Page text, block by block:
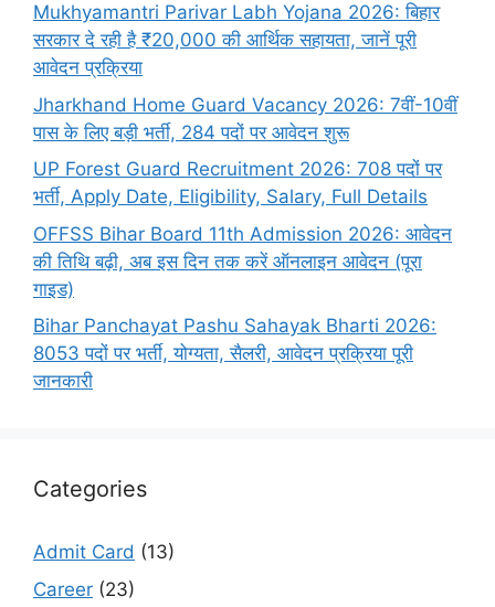
Mukhyamantri Parivar Labh Yojana 2026: बिहार
सरकार दे रही है ₹20,000 की आर्थिक सहायता, जानें पूरी
आवेदन प्रक्रिया
Jharkhand Home Guard Vacancy 2026: 7वीं-10वीं
पास के लिए बड़ी भर्ती, 284 पदों पर आवेदन शुरू
UP Forest Guard Recruitment 2026: 708 पदों पर
भर्ती, Apply Date, Eligibility, Salary, Full Details
OFFSS Bihar Board 11th Admission 2026: आवेदन
की तिथि बढ़ी, अब इस दिन तक करें ऑनलाइन आवेदन (पूरा
गाइड)
Bihar Panchayat Pashu Sahayak Bharti 2026:
8053 पदों पर भर्ती, योग्यता, सैलरी, आवेदन प्रक्रिया पूरी
जानकारी
Categories
Admit Card (13)
Career (23)